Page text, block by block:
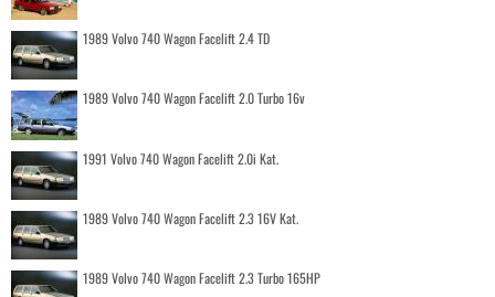
1989 Volvo 740 Wagon Facelift 2.4 TD
1989 Volvo 740 Wagon Facelift 2.0 Turbo 16v
1991 Volvo 740 Wagon Facelift 2.0i Kat.
1989 Volvo 740 Wagon Facelift 2.3 16V Kat.
1989 Volvo 740 Wagon Facelift 2.3 Turbo 165HP